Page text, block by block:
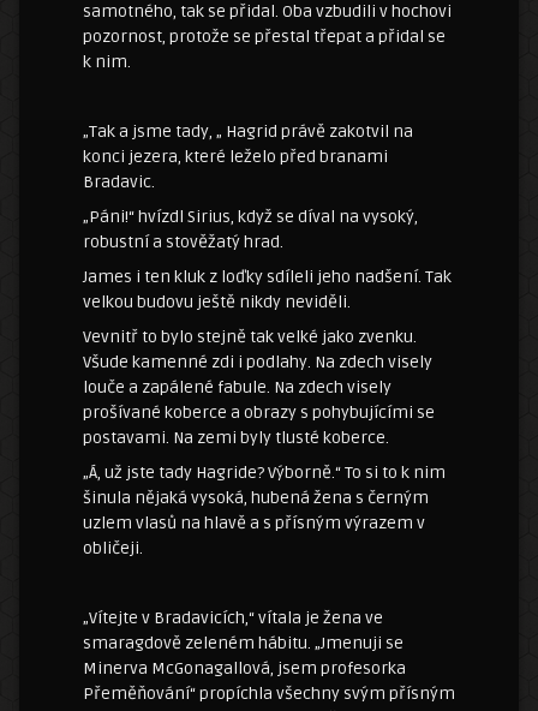
samotného, tak se přidal. Oba vzbudili v hochovi
pozornost, protože se přestal třepat a přidal se
k nim.
„Tak a jsme tady, „ Hagrid právě zakotvil na
konci jezera, které leželo před branami
Bradavic.
„Páni!“ hvízdl Sirius, když se díval na vysoký,
robustní a stověžatý hrad.
James i ten kluk z loďky sdíleli jeho nadšení. Tak
velkou budovu ještě nikdy neviděli.
Vevnitř to bylo stejně tak velké jako zvenku.
Všude kamenné zdi i podlahy. Na zdech visely
louče a zapálené fabule. Na zdech visely
prošívané koberce a obrazy s pohybujícími se
postavami. Na zemi byly tlusté koberce.
„Á, už jste tady Hagride? Výborně.“ To si to k nim
šinula nějaká vysoká, hubená žena s černým
uzlem vlasů na hlavě a s přísným výrazem v
obličeji.
„Vítejte v Bradavicích,“ vítala je žena ve
smaragdově zeleném hábitu. „Jmenuji se
Minerva McGonagallová, jsem profesorka
Přeměňování“ propíchla všechny svým přísným